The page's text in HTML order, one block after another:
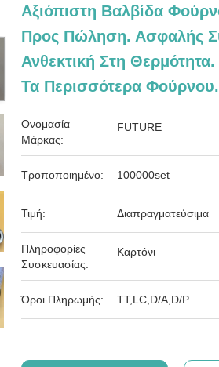
Αξιόπιστη Βαλβίδα
Προς Πώληση. Ασφαλής
Ανθεκτική Στη
Τα Περισσότερα Φούρνου.
Ονομασία
Μάρκας:
FUTURE
Τροποποιημένο: 100000set
Τιμή: Διαπραγματεύσιμα
Πληροφορίες
Συσκευασίας:
Καρτόνι
Όροι Πληρωμής: ΤΤ,LC,D/A,D/P